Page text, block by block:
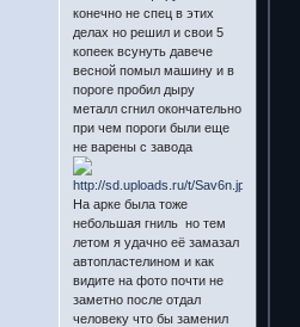
конечно не спец в этих
делах но решил и свои 5
копеек всунуть давече
весной помыл машину и в
пороге пробил дыру
металл сгнил окончательно
при чем пороги были еще
не варены с завода
На арке была тоже
небольшая гниль но тем
летом я удачно её замазал
автопластелином и как
видите на фото почти не
заметно после отдал
человеку что бы заменил